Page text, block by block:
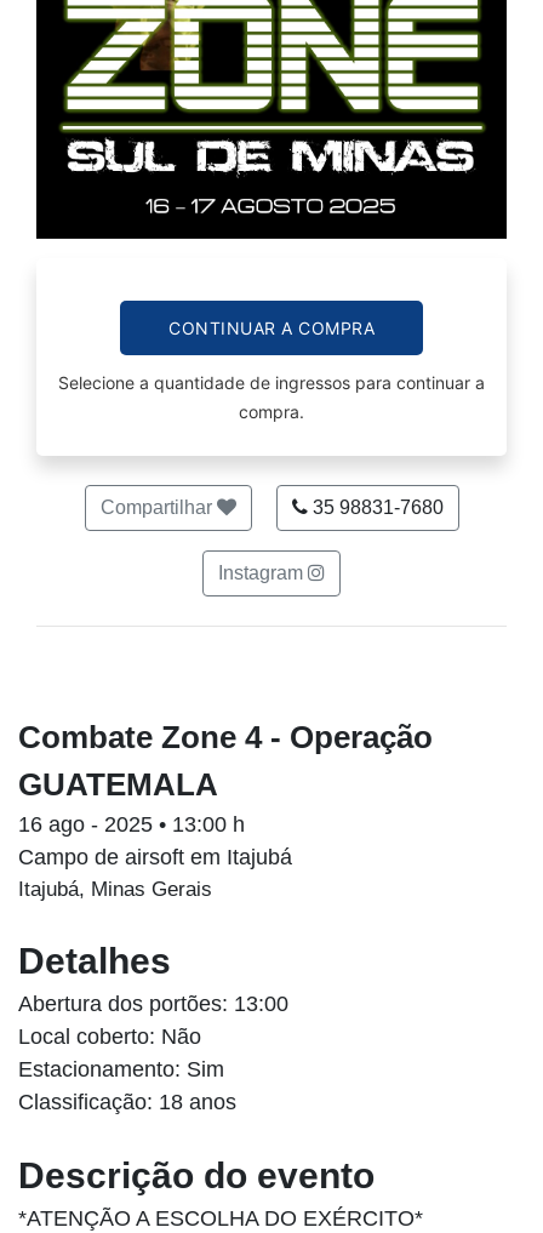
CONTINUAR A COMPRA
Selecione a quantidade de ingressos para continuar a
compra.
Compartilhar 35 98831-7680
Instagram
Combate Zone 4 - Operação
GUATEMALA
16 ago - 2025 • 13:00 h
Campo de airsoft em Itajubá
Itajubá, Minas Gerais
Detalhes
Abertura dos portões: 13:00
Local coberto: Não
Estacionamento: Sim
Classificação: 18 anos
Descrição do evento
*ATENÇÃO A ESCOLHA DO EXÉRCITO*